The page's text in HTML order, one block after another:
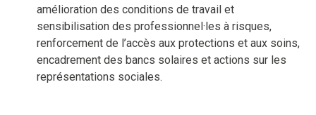
amélioration des conditions de travail et
sensibilisation des professionnel·les à risques,
renforcement de l’accès aux protections et aux soins,
encadrement des bancs solaires et actions sur les
représentations sociales.